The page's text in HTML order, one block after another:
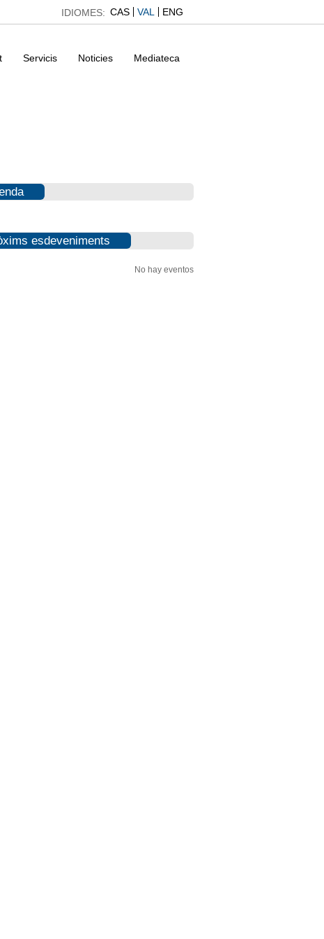
IDIOMES: CAS VAL ENG
Servicis Noticies Mediateca
esdeveniments
No hay eventos